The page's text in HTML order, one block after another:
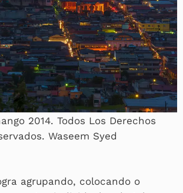
2014. Todos Los Derechos
Waseem Syed
agrupando, colocando o